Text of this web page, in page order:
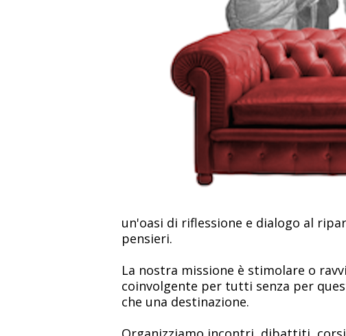
un'oasi di riflessione e dialogo al
pensieri.
La nostra missione è stimolare o
coinvolgente per tutti senza per
che una destinazione.